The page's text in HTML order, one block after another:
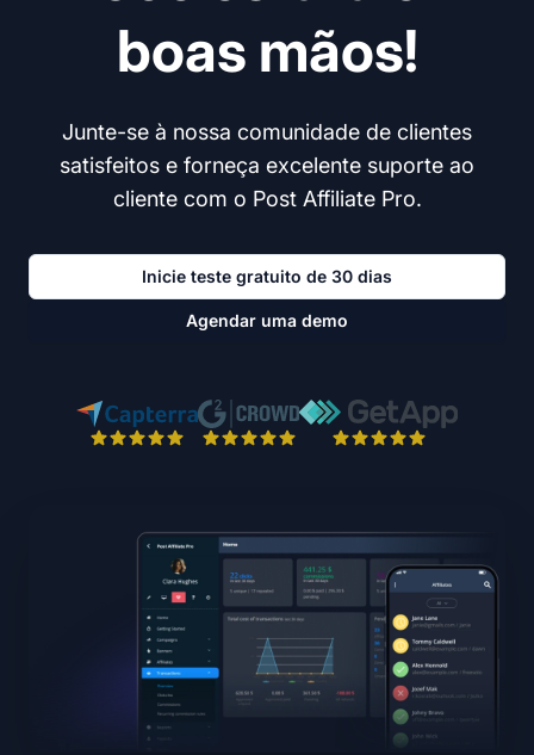
boas mãos!
Junte-se à nossa comunidade de clientes
satisfeitos e forneça excelente suporte ao
cliente com o Post Affiliate Pro.
Inicie teste gratuito de 30 dias
Agendar uma demo